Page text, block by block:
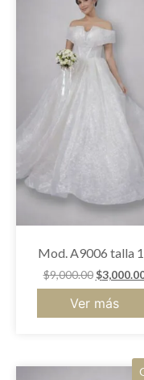
Mod. A9006 talla
$9,000.00 $
Ver más